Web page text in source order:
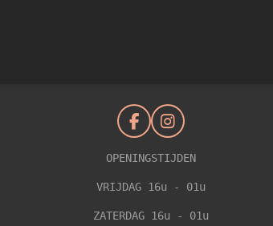
F
a
c
b
o
I
n
s
r
OPENINGSTIJDEN
VRIJDAG 16u - 01u
ZATERDAG 16u - 01u